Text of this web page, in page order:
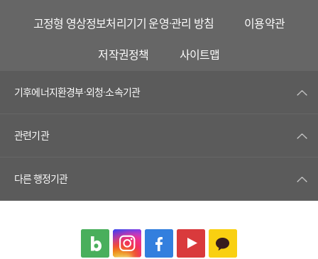
고정형 영상정보처리기기 운영·관리 방침 이용약관
저작권정책 사이트맵
기후에너지환경부·외청·소속기관
관련기관
다른 행정기관